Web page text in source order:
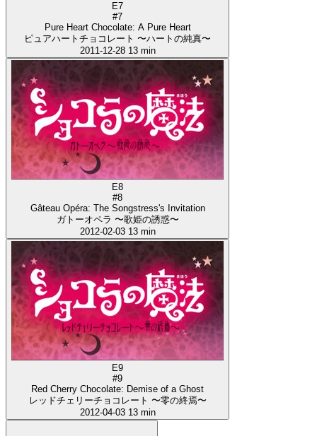
E7
#7
Pure Heart Chocolate: A Pure Heart
ピュアハートチョコレート 〜ハートの純真〜
2011-12-28 13 min
E8
#8
Gâteau Opéra: The Songstress's Invitation
ガトーオペラ 〜歌姫の誘惑〜
2012-02-03 13 min
E9
#9
Red Cherry Chocolate: Demise of a Ghost
レッドチェリーチョコレート 〜零の終焉〜
2012-04-03 13 min